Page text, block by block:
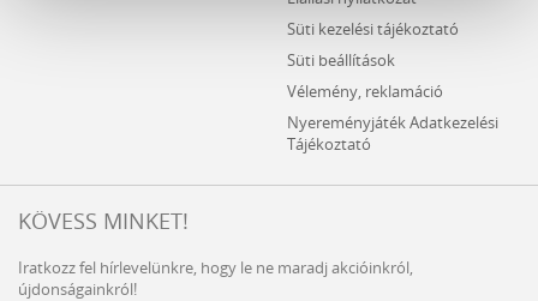
Süti kezelési tájékoztató
Süti beállítások
Vélemény, reklamáció
Nyereményjáték Adatkezelési
Tájékoztató
KÖVESS MINKET!
Iratkozz fel hírlevelünkre, hogy le ne maradj akcióinkról,
újdonságainkról!